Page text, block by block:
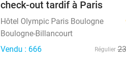
check-out tardif à Paris
Hôtel Olympic Paris Boulogne
Boulogne-Billancourt
Vendu : 666
Régulier